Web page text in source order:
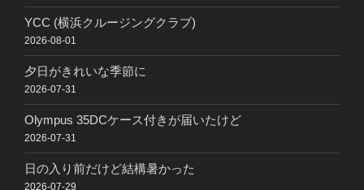
YCC (横浜クルージングクラブ)
2026-08-01
夕日がきれいな季節に
2026-07-31
Olympus 35DCケース付きが届いたけど
2026-07-31
日の入り前だけど結構暑かった
2026-07-29